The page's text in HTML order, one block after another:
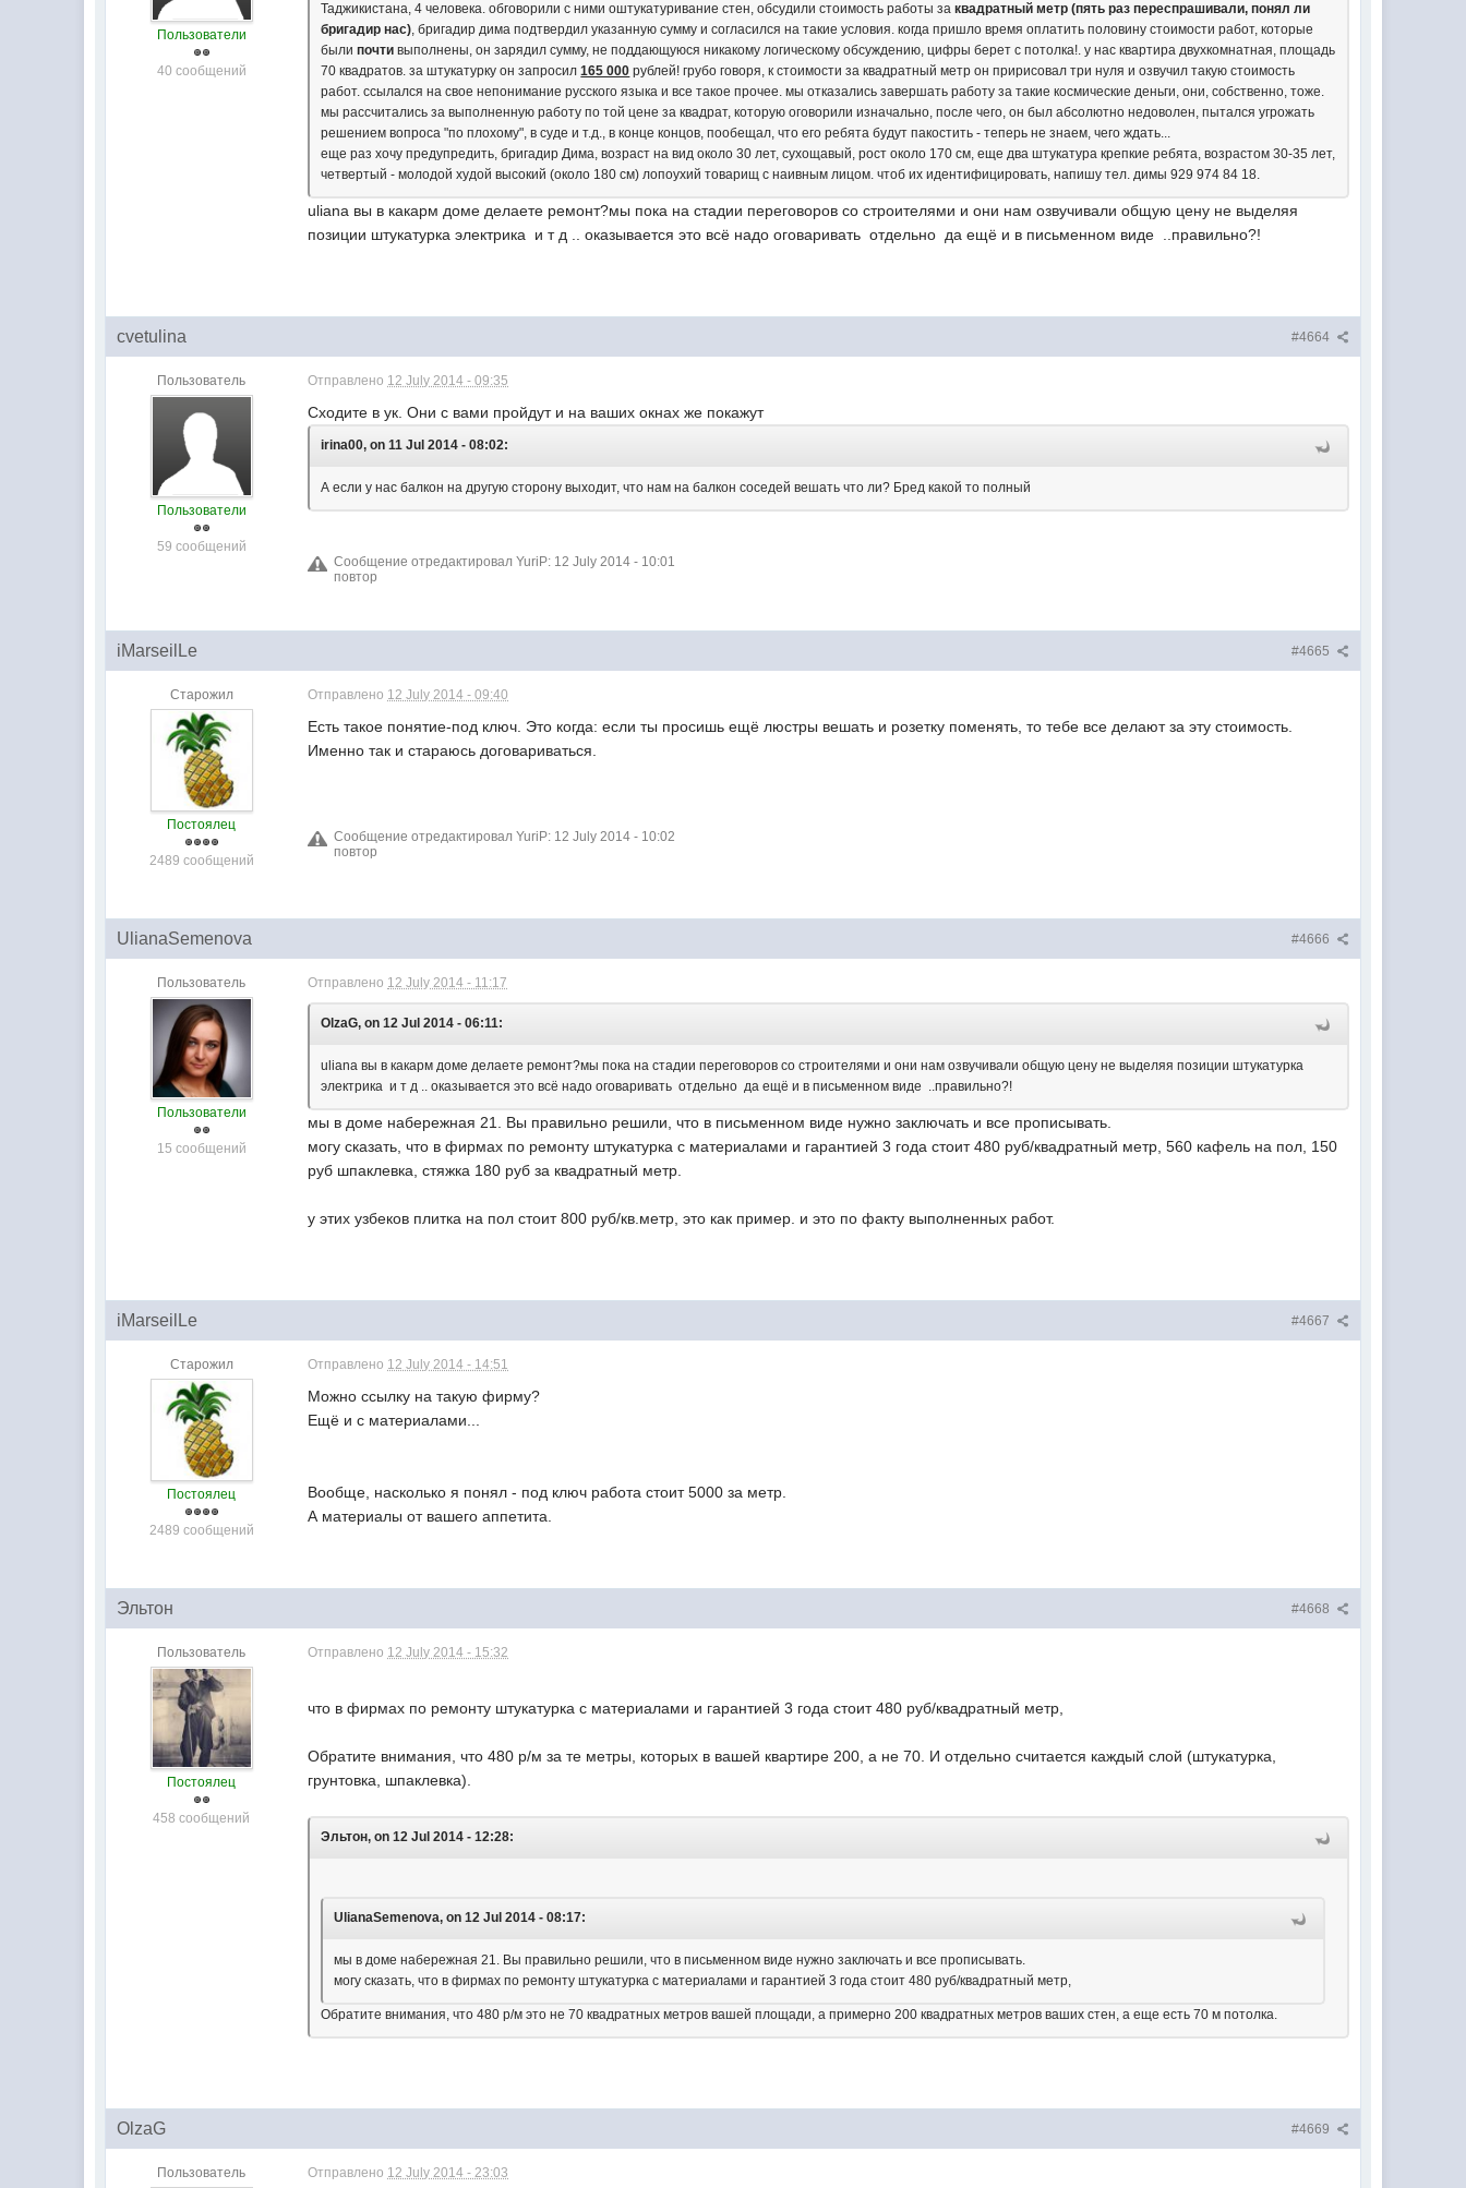
Пользователи
40 сообщений
Таджикистана, 4 человека. обговорили с ними оштукатуривание стен, обсудили стоимость работы заквадратный метр (пять раз переспрашивали, понял ли
бригадир нас), бригадир дима подтвердил указанную сумму и согласился на такие условия. когда пришло время оплатить половину стоимости работ, которые
былипочти выполнены, он зарядил сумму, не поддающуюся никакому логическому обсуждению, цифры берет с потолка!. у нас квартира двухкомнатная, площадь
70 квадратов. за штукатурку он запросил165 000 рублей! грубо говоря, к стоимости за квадратный метр он пририсовал три нуля и озвучил такую стоимость
работ. ссылался на свое непонимание русского языка и все такое прочее. мы отказались завершать работу за такие космические деньги, они, собственно, тоже.
мы рассчитались за выполненную работу по той цене за квадрат, которую оговорили изначально, после чего, он был абсолютно недоволен, пытался угрожать
решением вопроса "по плохому", в суде и т.д., в конце концов, пообещал, что его ребята будут пакостить - теперь не знаем, чего ждать...
еще раз хочу предупредить, бригадир Дима, возраст на вид около 30 лет, сухощавый, рост около 170 см, еще два штукатура крепкие ребята, возрастом 30-35 лет,
четвертый - молодой худой высокий (около 180 см) лопоухий товарищ с наивным лицом. чтоб их идентифицировать, напишу тел. димы 929 974 84 18.
uliana вы в какарм доме делаете ремонт?мы пока на стадии переговоров со строителями и они нам озвучивали общую цену не выделяя
позиции штукатурка электрика и т д .. оказывается это всё надо оговаривать отдельно да ещё и в письменном виде ..правильно?!
#4664
cvetulina
Пользователь
Пользователи
59 сообщений
Отправлено 12 July 2014 - 09:35
Сходите в ук. Они с вами пройдут и на ваших окнах же покажут
irina00, on 11 Jul 2014 - 08:02:
А если у нас балкон на другую сторону выходит, что нам на балкон соседей вешать что ли? Бред какой то полный
Сообщение отредактировал YuriP: 12 July 2014 - 10:01
повтор
#4665
iMarseilLe
Старожил
Постоялец
2489 сообщений
Отправлено 12 July 2014 - 09:40
Есть такое понятие-под ключ. Это когда: если ты просишь ещё люстры вешать и розетку поменять, то тебе все делают за эту стоимость.
Именно так и стараюсь договариваться.
Сообщение отредактировал YuriP: 12 July 2014 - 10:02
повтор
#4666
UlianaSemenova
Пользователь
Пользователи
15 сообщений
Отправлено 12 July 2014 - 11:17
OlzaG, on 12 Jul 2014 - 06:11:
uliana вы в какарм доме делаете ремонт?мы пока на стадии переговоров со строителями и они нам озвучивали общую цену не выделяя позиции штукатурка
электрика и т д .. оказывается это всё надо оговаривать отдельно да ещё и в письменном виде ..правильно?!
мы в доме набережная 21. Вы правильно решили, что в письменном виде нужно заключать и все прописывать.
могу сказать, что в фирмах по ремонту штукатурка с материалами и гарантией 3 года стоит 480 руб/квадратный метр, 560 кафель на пол, 150
руб шпаклевка, стяжка 180 руб за квадратный метр.
у этих узбеков плитка на пол стоит 800 руб/кв.метр, это как пример. и это по факту выполненных работ.
#4667
iMarseilLe
Старожил
Постоялец
2489 сообщений
Отправлено 12 July 2014 - 14:51
Можно ссылку на такую фирму?
Ещё и с материалами...
Вообще, насколько я понял - под ключ работа стоит 5000 за метр.
А материалы от вашего аппетита.
#4668
Эльтон
Пользователь
Постоялец
458 сообщений
Отправлено 12 July 2014 - 15:32
что в фирмах по ремонту штукатурка с материалами и гарантией 3 года стоит 480 руб/квадратный метр,
Обратите внимания, что 480 р/м за те метры, которых в вашей квартире 200, а не 70. И отдельно считается каждый слой (штукатурка,
грунтовка, шпаклевка).
Эльтон, on 12 Jul 2014 - 12:28:
UlianaSemenova, on 12 Jul 2014 - 08:17:
мы в доме набережная 21. Вы правильно решили, что в письменном виде нужно заключать и все прописывать.
могу сказать, что в фирмах по ремонту штукатурка с материалами и гарантией 3 года стоит 480 руб/квадратный метр,
Обратите внимания, что 480 р/м это не 70 квадратных метров вашей площади, а примерно 200 квадратных метров ваших стен, а еще есть 70 м потолка.
#4669
OlzaG
Пользователь Отправлено 12 July 2014 - 23:03